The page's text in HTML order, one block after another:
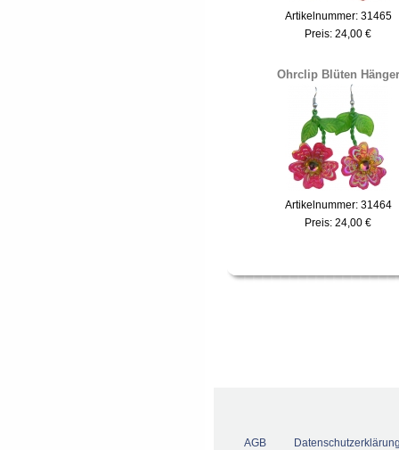
Artikelnummer: 31465
Preis: 24,00 €
Ohrclip Blüten Hänger
Artikelnummer: 31464
Preis: 24,00 €
AGB